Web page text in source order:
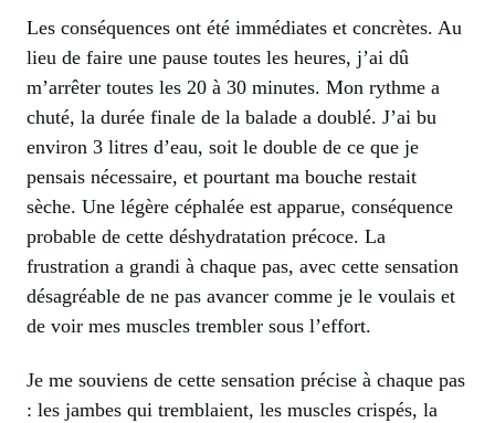
Les conséquences ont été immédiates et concrètes. Au
lieu de faire une pause toutes les heures, j’ai dû
m’arrêter toutes les 20 à 30 minutes. Mon rythme a
chuté, la durée finale de la balade a doublé. J’ai bu
environ 3 litres d’eau, soit le double de ce que je
pensais nécessaire, et pourtant ma bouche restait
sèche. Une légère céphalée est apparue, conséquence
probable de cette déshydratation précoce. La
frustration a grandi à chaque pas, avec cette sensation
désagréable de ne pas avancer comme je le voulais et
de voir mes muscles trembler sous l’effort.
Je me souviens de cette sensation précise à chaque pas
: les jambes qui tremblaient, les muscles crispés, la